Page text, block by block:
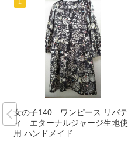
女の子140 ワンピース リバテ
ィ エターナルジャージ生地使
用 ハンドメイド